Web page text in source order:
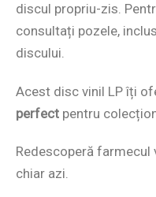
discul propriu-zis.
consultați pozele,
discului.
Acest disc vinil LP îți
perfect pentru
Redescoperă farmecul
chiar azi.